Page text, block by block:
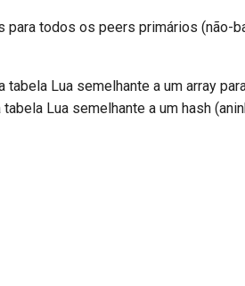
para todos os peers primários (não-
tabela Lua semelhante a um array
Lua semelhante a um hash